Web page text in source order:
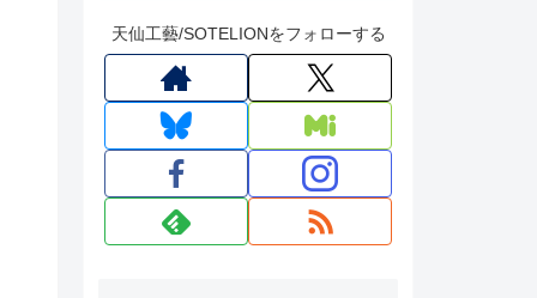
天仙工藝/SOTELIONをフォローする